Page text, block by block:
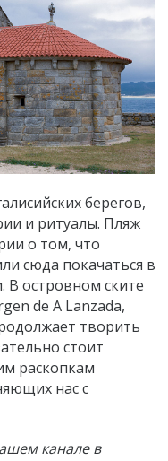
берегов,
и ритуалы. Пляж
о том, что
сюда покачаться в
В островном ските
de A Lanzada,
творить
стоит
раскопкам
нас с
канале в